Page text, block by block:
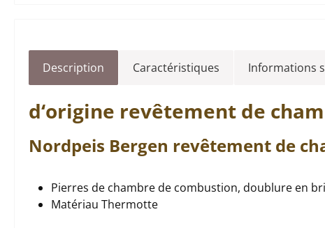
Description Caractéristiques Informations
d‘origine revêtement de
Nordpeis Bergen revêtement de
Pierres de chambre de combustion, doublure en
Matériau Thermotte